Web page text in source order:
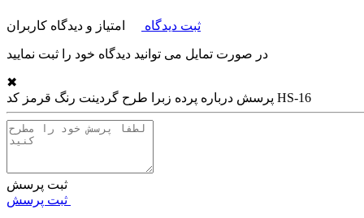
ثبت دیدگاه امتیاز و دیدگاه کاربران
در صورت تمایل می توانید دیدگاه خود را ثبت نمایید
✖
پرسش درباره پرده زبرا طرح گردینت رنگ قرمز کد HS-16
ثبت پرسش